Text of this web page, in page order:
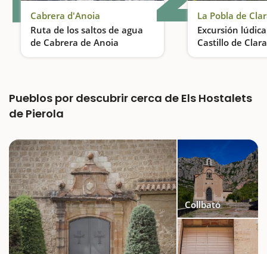
Cabrera d'Anoia
Ruta de los saltos de agua
de Cabrera de Anoia
Descenso de barrancos
La Pobla de
Excursión
Castillo de
Pueblos por descubrir cerca de Els Hostalets
de Pierola
Collbató